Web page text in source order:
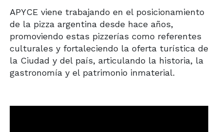
APYCE viene trabajando en el posicionamiento
de la pizza argentina desde hace años,
promoviendo estas pizzerías como referentes
culturales y fortaleciendo la oferta turística de
la Ciudad y del país, articulando la historia, la
gastronomía y el patrimonio inmaterial.